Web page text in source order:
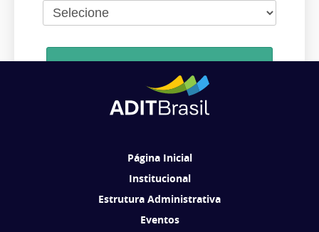
Ao se cadastrar, você concorda em receber comunicações da ADIT
Página Inicial
Institucional
Estrutura Administrativa
Eventos